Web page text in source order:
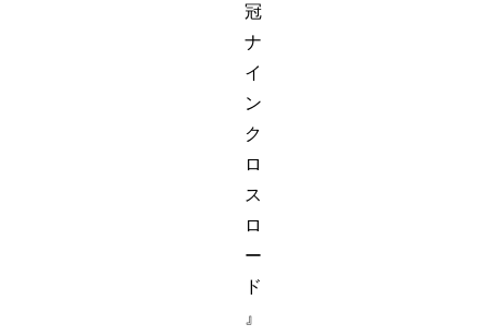
冠
ナ
イ
ン
ク
ロ
ス
ロ
ー
ド
』